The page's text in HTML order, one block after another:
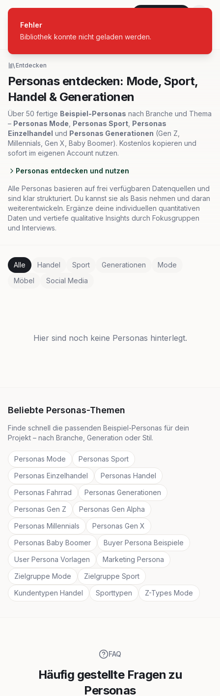
Fehler
Bibliothek konnte nicht geladen werden.
Alle Branchen
Entdecken
Personas entdecken: Mode, Sport,
Handel & Generationen
Über 50 fertige Beispiel-Personas nach Branche und Thema
– Personas Mode Personas Sport Personas
Einzelhandel und Personas Generationen (Gen Z,
Millennials, Gen X, Baby Boomer). Kostenlos kopieren und
sofort im eigenen Account nutzen.
Personas entdecken und nutzen
Alle Personas basieren auf frei verfügbaren Datenquellen und
sind klar strukturiert. Du kannst sie als Basis nehmen und daran
weiterentwickeln. Ergänze deine individuellen quantitativen
Daten und vertiefe qualitative Insights durch Fokusgruppen
und Interviews.
Alle Handel Sport Generationen
Mode
Möbel
Social Media
Hier sind noch keine Personas hinterlegt.
Beliebte Personas-Themen
Finde schnell die passenden Beispiel-Personas für dein
Projekt – nach Branche, Generation oder Stil.
Personas Mode
Personas Sport
Personas Einzelhandel
Personas Handel
Personas Fahrrad
Personas Generationen
Personas Gen Z
Personas Gen Alpha
Personas Millennials
Personas Gen X
Personas Baby Boomer
Buyer Persona Beispiele
User Persona Vorlagen
Marketing Persona
Zielgruppe Mode
Zielgruppe Sport
Kundentypen Handel
Sporttypen Z-Types Mode
FAQ
Häufig gestellte Fragen zu
Personas